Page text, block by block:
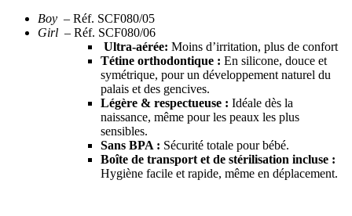
Boy – Réf. SCF080/05
Girl – Réf. SCF080/06
Ultra-aérée: Moins d’irritation, plus de confort
Tétine orthodontique : En silicone, douce et
symétrique, pour un développement naturel du
palais et des gencives.
Légère & respectueuse : Idéale dès la
naissance, même pour les peaux les plus
sensibles.
Sans BPA : Sécurité totale pour bébé.
Boîte de transport et de stérilisation incluse :
Hygiène facile et rapide, même en déplacement.